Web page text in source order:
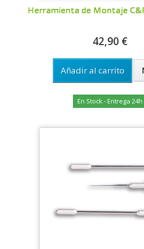
Herramienta de Montaje
42,90 €
Añadir al carrito
En Stock - Entrega 24h